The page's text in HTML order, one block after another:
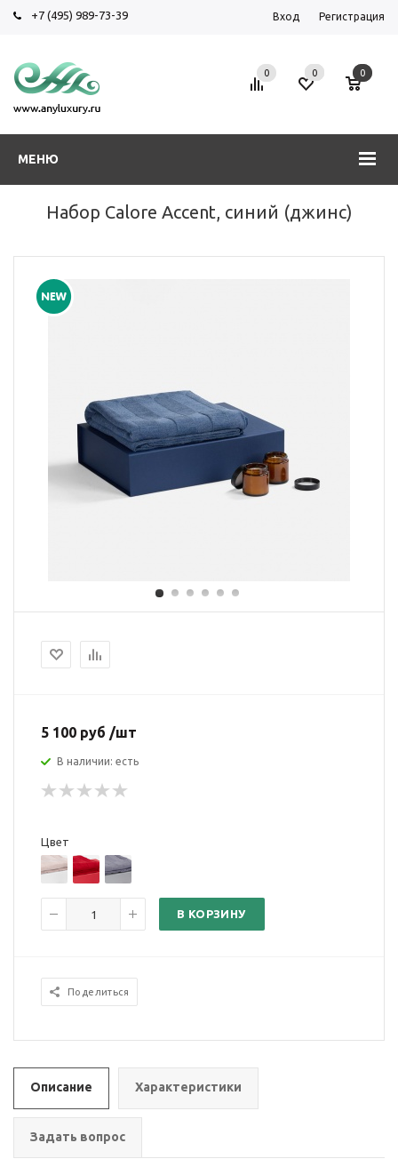
+7 (495) 989-73-39 Вход Регистрация
МЕНЮ
0 0 0
Набор Calore Accent, синий (джинс)
5 100 руб /шт
В наличии: есть
Цвет
В КОРЗИНУ
Поделиться
Описание Характеристики
Задать вопрос